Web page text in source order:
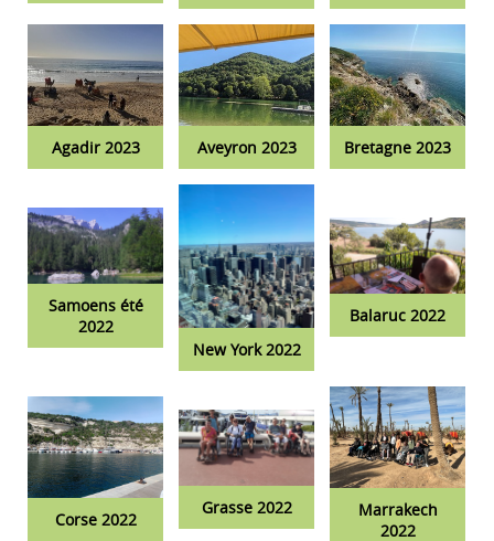
Agadir 2023 Aveyron 2023 Bretagne 2023
Samoens été
2022
New York 2022
Balaruc 2022
Corse 2022
Grasse 2022
Marrakech
2022